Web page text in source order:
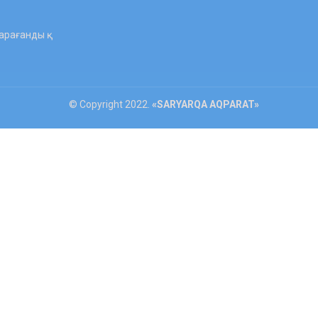
қ.
© Copyright 2022. «SARYARQA AQPARAT»